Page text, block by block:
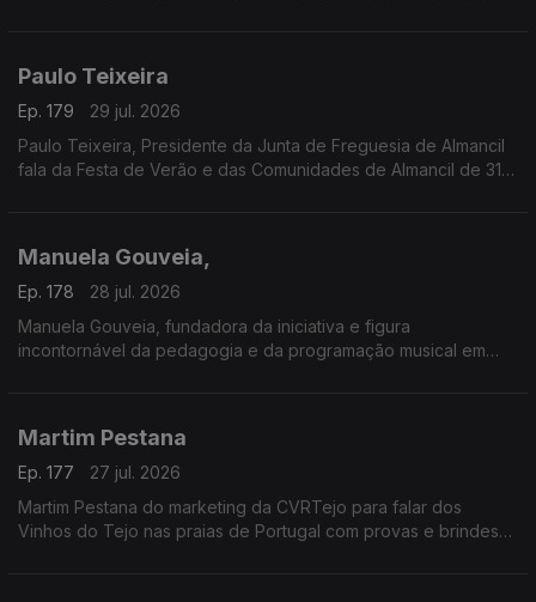
Paulo Teixeira
Ep. 179
29 jul. 2026
Paulo Teixeira, Presidente da Junta de Freguesia de Almancil
fala da Festa de Verão e das Comunidades de Almancil de 31
A entrada é gratuita e as portas abrem todos os dias às 18h00.
Manuela Gouveia,
Ep. 178
28 jul. 2026
Manuela Gouveia, fundadora da iniciativa e figura
incontornável da pedagogia e da programação musical em
referência nacional e internacional na formação e
apresentação pianística.
Martim Pestana
Ep. 177
27 jul. 2026
Martim Pestana do marketing da CVRTejo para falar dos
Vinhos do Tejo nas praias de Portugal com provas e brindes